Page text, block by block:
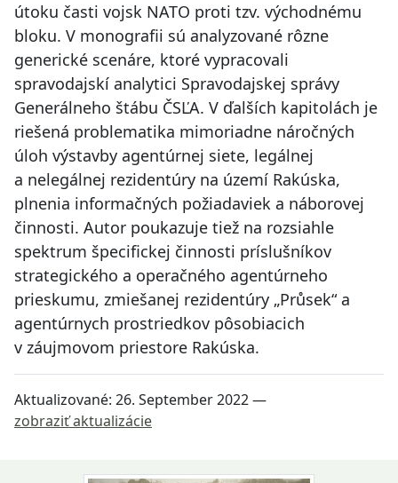
útoku časti vojsk NATO proti tzv. východnému
bloku. V monografii sú analyzované rôzne
generické scenáre, ktoré vypracovali
spravodajskí analytici Spravodajskej správy
Generálneho štábu ČSĽA. V ďalších kapitolách je
riešená problematika mimoriadne náročných
úloh výstavby agentúrnej siete, legálnej
a nelegálnej rezidentúry na území Rakúska,
plnenia informačných požiadaviek a náborovej
činnosti. Autor poukazuje tiež na rozsiahle
spektrum špecifickej činnosti príslušníkov
strategického a operačného agentúrneho
prieskumu, zmiešanej rezidentúry „Průsek“ a
agentúrnych prostriedkov pôsobiacich
v záujmovom priestore Rakúska.
Aktualizované: 26. September 2022—
zobraziť aktualizácie